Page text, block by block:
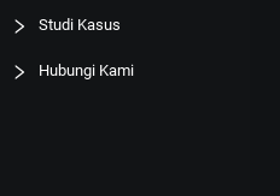
Studi Kasus
Hubungi Kami